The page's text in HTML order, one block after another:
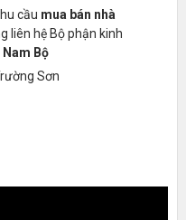
cầu mua bán nhà
liên hệ Bộ phận kinh
Bộ
Sơn